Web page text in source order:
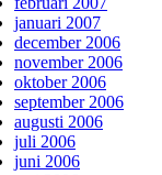
januari 2007
december 2006
november 2006
oktober 2006
september 2006
augusti 2006
juli 2006
juni 2006